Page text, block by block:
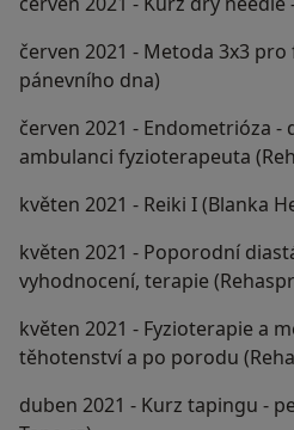
červen 2021 - Metoda 3x3
pánevního dna)
červen 2021 - Endometrióza
ambulanci fyzioterapeuta
květen 2021 - Reiki I (Blanka
květen 2021 - Poporodní
vyhodnocení, terapie
květen 2021 - Fyzioterapie a
těhotenství a po porodu
duben 2021 - Kurz tapingu -